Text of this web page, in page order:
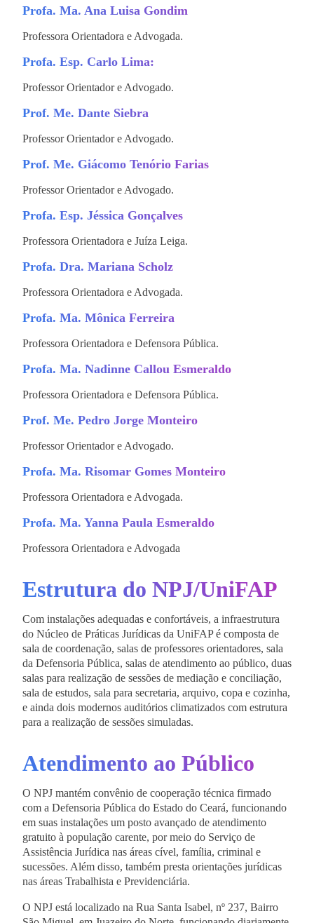
Profa. Ma. Ana Luisa Gondim
Professora Orientadora e Advogada.
Profa. Esp. Carlo Lima:
Professor Orientador e Advogado.
Prof. Me. Dante Siebra
Professor Orientador e Advogado.
Prof. Me. Giácomo Tenório Farias
Professor Orientador e Advogado.
Profa. Esp. Jéssica Gonçalves
Professora Orientadora e Juíza Leiga.
Profa. Dra. Mariana Scholz
Professora Orientadora e Advogada.
Profa. Ma. Mônica Ferreira
Professora Orientadora e Defensora Pública.
Profa. Ma. Nadinne Callou Esmeraldo
Professora Orientadora e Defensora Pública.
Prof. Me. Pedro Jorge Monteiro
Professor Orientador e Advogado.
Profa. Ma. Risomar Gomes Monteiro
Professora Orientadora e Advogada.
Profa. Ma. Yanna Paula Esmeraldo
Professora Orientadora e Advogada
Estrutura do NPJ/UniFAP
Com instalações adequadas e confortáveis, a infraestrutura
do Núcleo de Práticas Jurídicas da UniFAP é composta de
sala de coordenação, salas de professores orientadores, sala
da Defensoria Pública, salas de atendimento ao público, duas
salas para realização de sessões de mediação e conciliação,
sala de estudos, sala para secretaria, arquivo, copa e cozinha,
e ainda dois modernos auditórios climatizados com estrutura
para a realização de sessões simuladas.
Atendimento ao Público
O NPJ mantém convênio de cooperação técnica firmado
com a Defensoria Pública do Estado do Ceará, funcionando
em suas instalações um posto avançado de atendimento
gratuito à população carente, por meio do Serviço de
Assistência Jurídica nas áreas cível, família, criminal e
sucessões. Além disso, também presta orientações jurídicas
nas áreas Trabalhista e Previdenciária.
O NPJ está localizado na Rua Santa Isabel, nº 237, Bairro